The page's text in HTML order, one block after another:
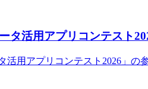
タ活用アプリコンテスト
活用アプリコンテスト2026」の